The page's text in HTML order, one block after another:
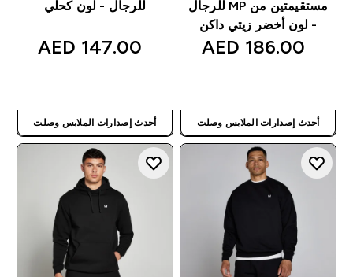
مستقيمتين من MP للرجال
- لون أخضر زيتي داكن
186.00 AED‎
أحدث إصدارات الملابس وصلت
للرجال - لون كحلي
147.00 AED‎
أحدث إصدارات الملابس وصلت